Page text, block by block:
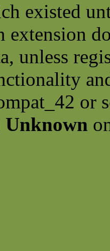
existed
extension
unless
or
Unknown